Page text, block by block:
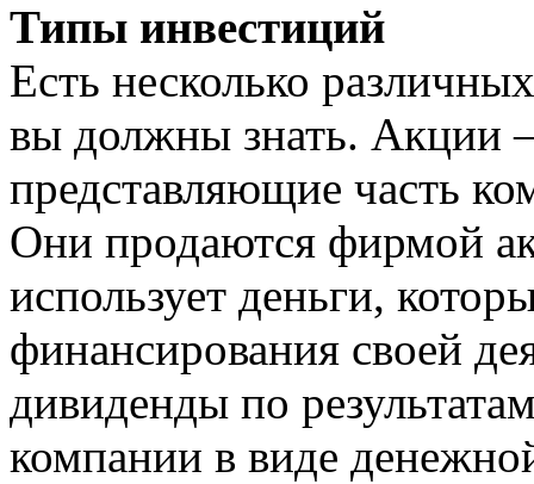
Типы инвестиций
Есть несколько
вы должны знать. Акции
представляющие часть
Они продаются фирмой
использует деньги,
финансирования своей
дивиденды по
компании в виде